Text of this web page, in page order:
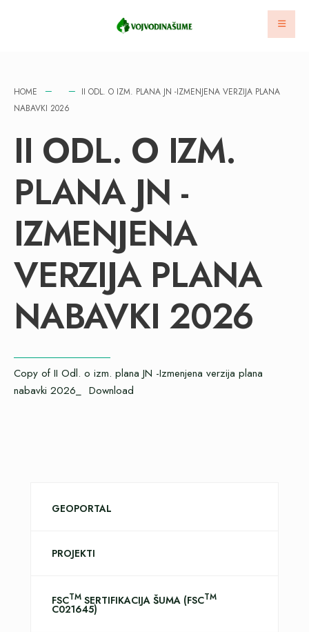
HOME
II ODL. O IZM. PLANA JN -IZMENJENA VERZIJA PLANA
NABAVKI 2026
II ODL. O IZM.
PLANA JN -
IZMENJENA
VERZIJA PLANA
NABAVKI 2026
Copy of II Odl. o izm. plana JN -Izmenjena verzija plana
nabavki 2026_
Download
GEOPORTAL
PROJEKTI
FSCTM SERTIFIKACIJA ŠUMA (FSCTM
C021645)